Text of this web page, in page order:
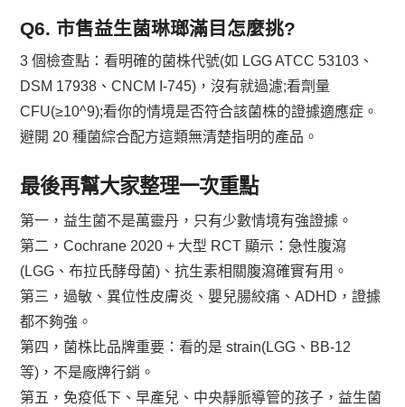
Q6. 市售益生菌琳瑯滿目怎麼挑?
3 個檢查點：看明確的菌株代號(如 LGG ATCC 53103、
DSM 17938、CNCM I-745)，沒有就過濾;看劑量
CFU(≥10^9);看你的情境是否符合該菌株的證據適應症。
避開 20 種菌綜合配方這類無清楚指明的產品。
最後再幫大家整理一次重點
第一，益生菌不是萬靈丹，只有少數情境有強證據。
第二，Cochrane 2020 + 大型 RCT 顯示：急性腹瀉
(LGG、布拉氏酵母菌)、抗生素相關腹瀉確實有用。
第三，過敏、異位性皮膚炎、嬰兒腸絞痛、ADHD，證據
都不夠強。
第四，菌株比品牌重要：看的是 strain(LGG、BB-12
等)，不是廠牌行銷。
第五，免疫低下、早產兒、中央靜脈導管的孩子，益生菌